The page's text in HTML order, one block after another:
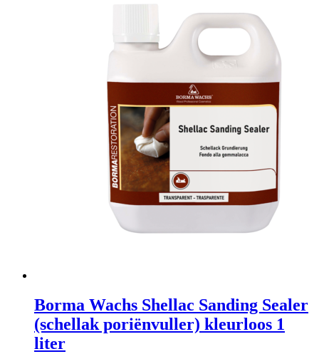
Borma Wachs Shellac Sanding Sealer
(schellak poriënvuller) kleurloos 1
liter